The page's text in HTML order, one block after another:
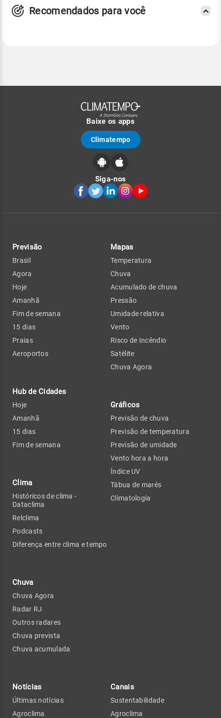
Recomendados para você
Baixe os apps
Climatempo
Siga-nos
Previsão
Brasil
Agora
Hoje
Amanhã
Fim de semana
15 dias
Praias
Aeroportos
Hub de Cidades
Hoje
Amanhã
15 dias
Fim de semana
Clima
Históricos de clima -
Dataclima
Relclima
Podcasts
Diferença entre clima e tempo
Chuva
Chuva Agora
Radar RJ
Outros radares
Chuva prevista
Chuva acumulada
Mapas
Temperatura
Chuva
Acumulado de chuva
Pressão
Umidade relativa
Vento
Risco de Incêndio
Satélite
Chuva Agora
Gráficos
Previsão de chuva
Previsão de temperatura
Previsão de umidade
Vento hora a hora
Índice UV
Tábua de marés
Climatologia
Notícias
Últimas notícias
Agroclima
Canais
Sustentabilidade
Agroclima